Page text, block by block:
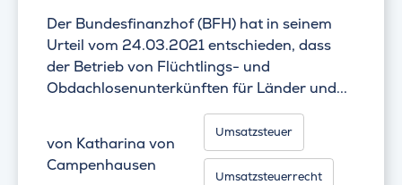
Der Bundesfinanzhof (BFH) hat in seinem
Urteil vom 24.03.2021 entschieden, dass
der Betrieb von Flüchtlings- und
Obdachlosenunterkünften für Länder und...
von Katharina von
Campenhausen
Umsatzsteuer
Umsatzsteuerrecht